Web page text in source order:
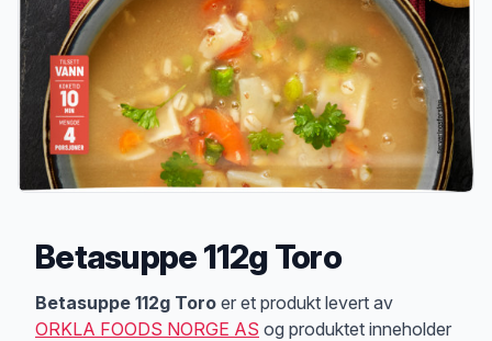
Betasuppe 112g Toro
Produktbeskrivelse
Betasuppe 112g Toro er et produkt levert av
ORKLA FOODS NORGE AS og produktet inneholder